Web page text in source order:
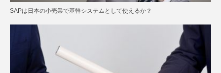
SAPは日本の小売業で基幹システムとして使えるか？